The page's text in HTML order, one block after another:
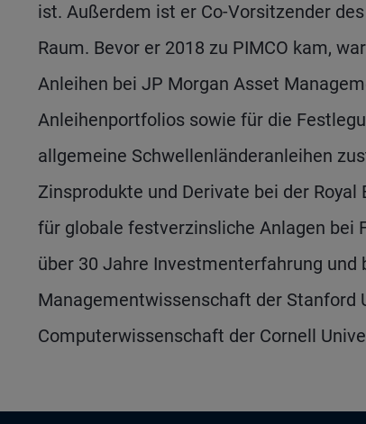
ist. Außerdem ist er Co-Vorsitzender
Raum. Bevor er 2018 zu PIMCO kam,
Anleihen bei JP Morgan Asset
Anleihenportfolios sowie für die
allgemeine Schwellenländeranleihen
Zinsprodukte und Derivate bei der
für globale festverzinsliche Anlagen bei
über 30 Jahre Investmenterfahrung
Managementwissenschaft der Stanford
Computerwissenschaft der Cornell